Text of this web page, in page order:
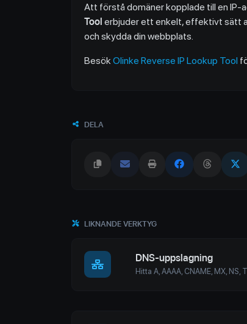
Att förstå domäner kopplade till en
Tool erbjuder ett enkelt, effektivt sätt
och skydda din webbplats.
Besök Olinke Reverse IP Lookup Tool
DELA
LIKNANDE VERKTYG
DNS-uppslagning